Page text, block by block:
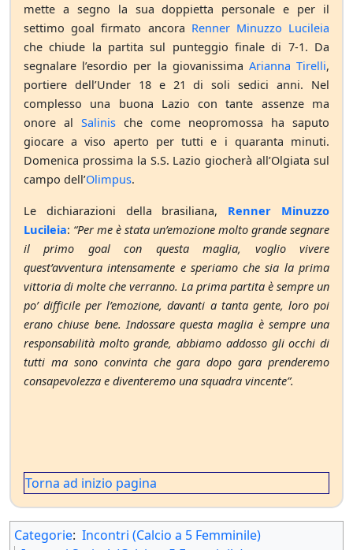
mette a segno la sua doppietta personale e per il
settimo goal firmato ancora Renner Minuzzo Lucileia
che chiude la partita sul punteggio finale di 7-1. Da
segnalare l’esordio per la giovanissima Arianna Tirelli,
portiere dell’Under 18 e 21 di soli sedici anni. Nel
complesso una buona Lazio con tante assenze ma
onore al Salinis che come neopromossa ha saputo
giocare a viso aperto per tutti e i quaranta minuti.
Domenica prossima la S.S. Lazio giocherà all’Olgiata sul
campo dell’Olimpus.
Le dichiarazioni della brasiliana, Renner Minuzzo
Lucileia: “Per me è stata un’emozione molto grande segnare
il primo goal con questa maglia, voglio vivere
quest’avventura intensamente e speriamo che sia la prima
vittoria di molte che verranno. La prima partita è sempre un
po’ difficile per l’emozione, davanti a tanta gente, loro poi
erano chiuse bene. Indossare questa maglia è sempre una
responsabilità molto grande, abbiamo addosso gli occhi di
tutti ma sono convinta che gara dopo gara prenderemo
consapevolezza e diventeremo una squadra vincente”.
Torna ad inizio pagina
Categorie: Incontri (Calcio a 5 Femminile)